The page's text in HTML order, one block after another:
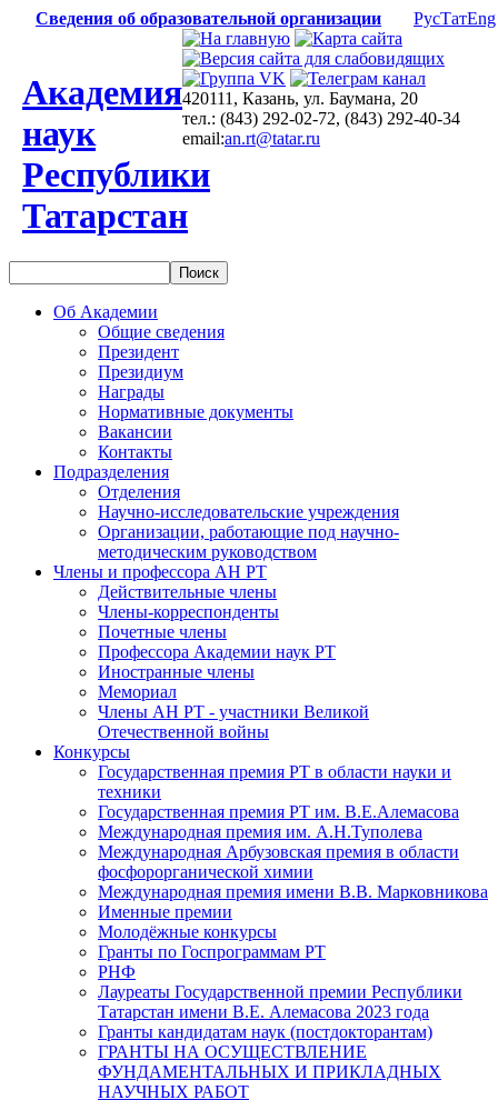
Сведения об образовательной организации РусТатEng
Академия
наук
Республики
Татарстан
420111, Казань, ул. Баумана, 20
тел.: (843) 292-02-72, (843) 292-40-34
email:an.rt@tatar.ru
Об Академии
Общие сведения
Президент
Президиум
Награды
Нормативные документы
Вакансии
Контакты
Подразделения
Отделения
Научно-исследовательские учреждения
Организации, работающие под научно-
методическим руководством
Члены и профессора АН РТ
Действительные члены
Члены-корреспонденты
Почетные члены
Профессора Академии наук РТ
Иностранные члены
Мемориал
Члены АН РТ - участники Великой
Отечественной войны
Конкурсы
Государственная премия РТ в области науки и
техники
Государственная премия РТ им. В.Е.Алемасова
Международная премия им. А.Н.Туполева
Международная Арбузовская премия в области
фосфорорганической химии
Международная премия имени В.В. Марковникова
Именные премии
Молодёжные конкурсы
Гранты по Госпрограммам РТ
РНФ
Лауреаты Государственной премии Республики
Татарстан имени В.Е. Алемасова 2023 года
Гранты кандидатам наук (постдокторантам)
ГРАНТЫ НА ОСУЩЕСТВЛЕНИЕ
ФУНДАМЕНТАЛЬНЫХ И ПРИКЛАДНЫХ
НАУЧНЫХ РАБОТ